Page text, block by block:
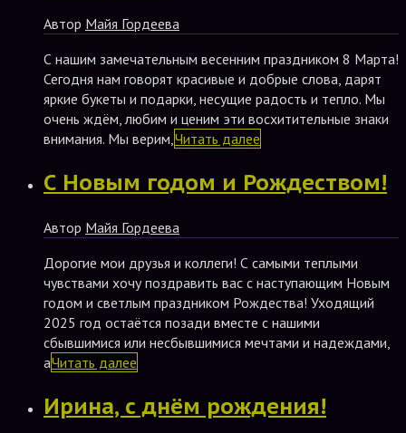
Автор Майя Гордеева
С нашим замечательным весенним праздником 8 Марта!
Сегодня нам говорят красивые и добрые слова, дарят
яркие букеты и подарки, несущие радость и тепло. Мы
очень ждём, любим и ценим эти восхитительные знаки
внимания. Мы верим,Читать далее
С Новым годом и Рождеством!
Автор Майя Гордеева
Дорогие мои друзья и коллеги! С самыми теплыми
чувствами хочу поздравить вас с наступающим Новым
годом и светлым праздником Рождества! Уходящий
2025 год остаётся позади вместе с нашими
сбывшимися или несбывшимися мечтами и надеждами,
аЧитать далее
Ирина, с днём рождения!